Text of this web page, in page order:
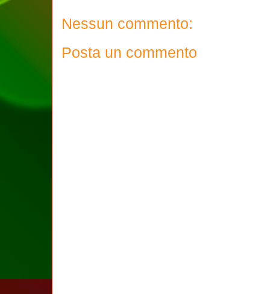
Nessun commento:
Posta un commento